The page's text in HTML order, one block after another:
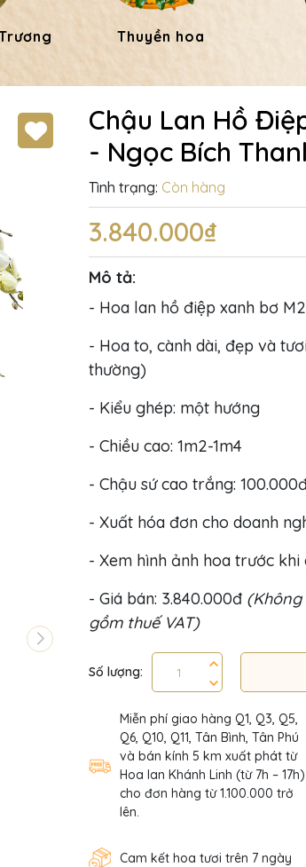
Thuyền hoa
Chậu Lan Hồ
- Ngọc Bích
Tình trạng: Còn hàng
3.840.000₫
Mô tả:
- Hoa lan hồ điệp xanh bơ
- Hoa to, cành dài, đẹp và
thường)
- Kiểu ghép: một hướng
- Chiều cao: 1m2-1m4
- Chậu sứ cao trắng:
- Xuất hóa đơn cho doanh
- Xem hình ảnh hoa trước khi
- Giá bán: 3.840.000đ
gồm thuế VAT)
Số lượng:
Miễn phí giao hàng Q1, Q3, Q5,
Q6, Q10, Q11, Tân Bình, Tân Phú
và bán kính 5 km xuất phát từ
Hoa lan Khánh Linh (từ 7h – 17h)
cho đơn hàng từ 1.100.000 trở
lên.
Cam kết hoa tươi trên 7 ngày